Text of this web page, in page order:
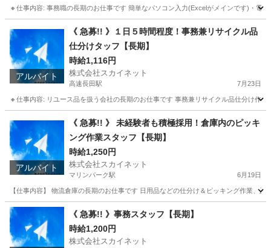
🔸仕事内容: 事務職の長期のお仕事です 簡単なパソコン入力(Excelがメインです)・電
武庫川駅 一般事務 土日
アルバイト
《 急募!! 》１日５時間程度！事務兼リサイクル品
仕分けタッフ【長期】
時給1,116円
株式会社スカイネット
高速長田駅 7月23日
🔸仕事内容: リユース品を扱う会社の長期のお仕事です 事務兼リサイクル品仕分け作
高速長田駅 一般事務 時給
アルバイト
《 急募!! 》 未経験者も積極採用！倉庫内のピッキ
ング作業スタッフ【長期】
時給1,250円
株式会社スカイネット
マリンパーク駅 6月19日
【仕事内容】 物流倉庫の長期のお仕事です 日用品などの仕分け＆ピッキング作業
兵庫 神戸市 マリンパーク駅 仕分け スタッフ
《 急募!! 》事務スタッフ【長期】
時給1,200円
株式会社スカイネット